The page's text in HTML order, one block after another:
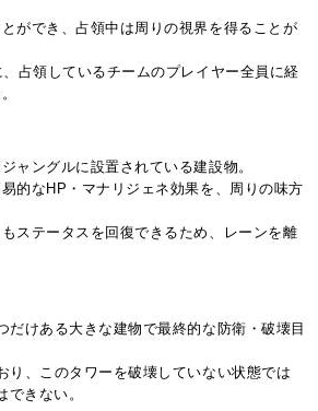
ができ、占領中は周りの視界を得ることが
占領しているチームのプレイヤー全員に経
ャングルに設置されている建設物。
的なHP・マナリジェネ効果を、周りの味方
ステータスを回復できるため、レーンを離
だけある大きな建物で最終的な防衛・破壊目
り、このタワーを破壊していない状態では
きない。